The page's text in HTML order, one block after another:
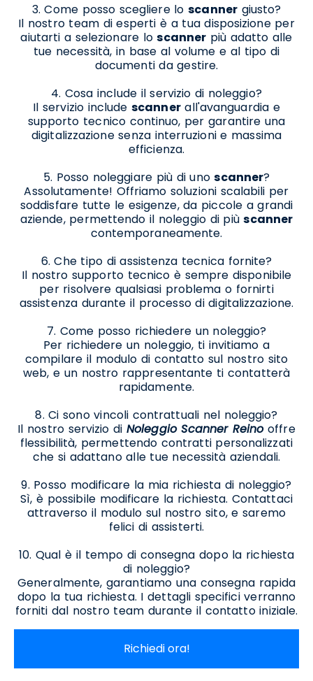
3. Come posso scegliere loscanner giusto?
Il nostro team di esperti è a tua disposizione per
aiutarti a selezionare loscanner più adatto alle
tue necessità, in base al volume e al tipo di
documenti da gestire.
4. Cosa include il servizio di noleggio?
Il servizio includescannerall'avanguardia e
supporto tecnico continuo, per garantire una
digitalizzazione senza interruzioni e massima
efficienza.
5. Posso noleggiare più di unoscanner?
Assolutamente! Offriamo soluzioni scalabili per
soddisfare tutte le esigenze, da piccole a grandi
aziende, permettendo il noleggio di piùscanner
contemporaneamente.
6. Che tipo di assistenza tecnica fornite?
Il nostro supporto tecnico è sempre disponibile
per risolvere qualsiasi problema o fornirti
assistenza durante il processo di digitalizzazione.
7. Come posso richiedere un noleggio?
Per richiedere un noleggio, ti invitiamo a
compilare il modulo di contatto sul nostro sito
web, e un nostro rappresentante ti contatterà
rapidamente.
8. Ci sono vincoli contrattuali nel noleggio?
Il nostro servizio di Noleggio Scanner Reinooffre
flessibilità, permettendo contratti personalizzati
che si adattano alle tue necessità aziendali.
9. Posso modificare la mia richiesta di noleggio?
Sì, è possibile modificare la richiesta. Contattaci
attraverso il modulo sul nostro sito, e saremo
felici di assisterti.
10. Qual è il tempo di consegna dopo la richiesta
di noleggio?
Generalmente, garantiamo una consegna rapida
dopo la tua richiesta. I dettagli specifici verranno
forniti dal nostro team durante il contatto iniziale.
Richiedi ora!